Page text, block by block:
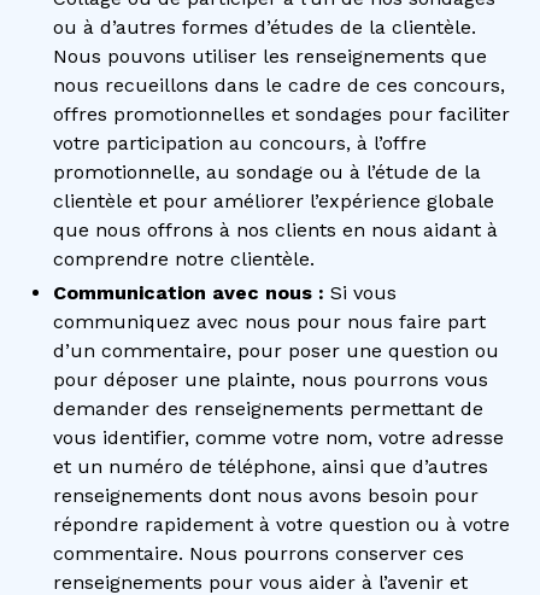
ou à d’autres formes d’études de la clientèle.
Nous pouvons utiliser les renseignements que
nous recueillons dans le cadre de ces concours,
offres promotionnelles et sondages pour faciliter
votre participation au concours, à l’offre
promotionnelle, au sondage ou à l’étude de la
clientèle et pour améliorer l’expérience globale
que nous offrons à nos clients en nous aidant à
comprendre notre clientèle.
Communication avec nous : Si vous
communiquez avec nous pour nous faire part
d’un commentaire, pour poser une question ou
pour déposer une plainte, nous pourrons vous
demander des renseignements permettant de
vous identifier, comme votre nom, votre adresse
et un numéro de téléphone, ainsi que d’autres
renseignements dont nous avons besoin pour
répondre rapidement à votre question ou à votre
commentaire. Nous pourrons conserver ces
renseignements pour vous aider à l’avenir et